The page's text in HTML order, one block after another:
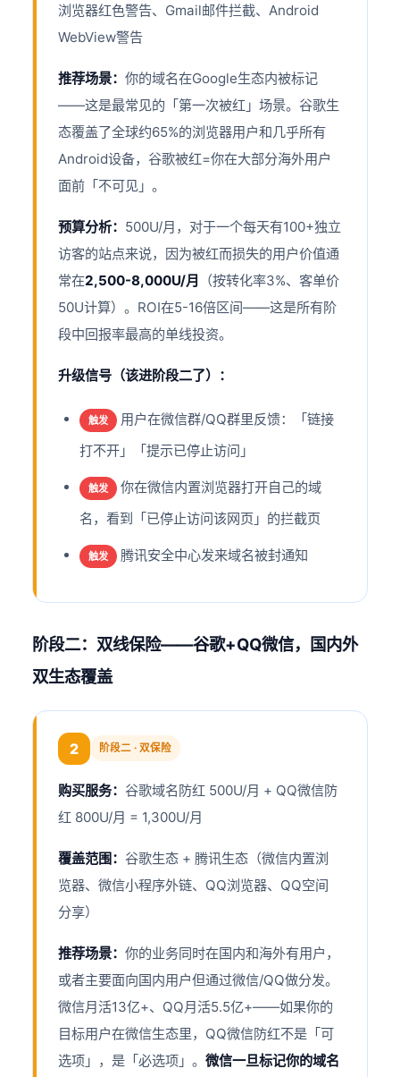
浏览器红色警告、Gmail邮件拦截、Android
WebView警告
推荐场景：你的域名在Google生态内被标记
——这是最常见的「第一次被红」场景。谷歌生
态覆盖了全球约65%的浏览器用户和几乎所有
Android设备，谷歌被红=你在大部分海外用户
面前「不可见」。
预算分析： 500U/月，对于一个每天有100+独立
访客的站点来说，因为被红而损失的用户价值通
常在2,500-8,000U/月
（按转化率3%、客单价
50U计算）。ROI在5-16倍区间——这是所有阶
段中回报率最高的单线投资。
升级信号（该进阶段二了）：
触发
用户在微信群/QQ群里反馈：「链接
打不开」「提示已停止访问」
触发
你在微信内置浏览器打开自己的域
名，看到「已停止访问该网页」的拦截页
触发 腾讯安全中心发来域名被封通知
阶段二：双线保险——谷歌+QQ微信，国内外
双生态覆盖
2 阶段二 · 双保险
购买服务： 谷歌域名防红 500U/月 + QQ微信防
红 800U/月 = 1,300U/月
覆盖范围： 谷歌生态 + 腾讯生态（微信内置浏
览器、微信小程序外链、QQ浏览器、QQ空间
分享）
推荐场景：你的业务同时在国内和海外有用户，
或者主要面向国内用户但通过微信/QQ做分发。
微信月活13亿+、QQ月活5.5亿+——如果你的
目标用户在微信生态里，QQ微信防红不是「可
选项」，是「必选项」。微信一旦标记你的域名